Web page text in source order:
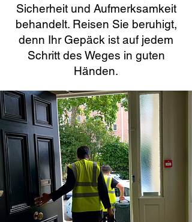
Sicherheit und Aufmerksamkeit
behandelt. Reisen Sie beruhigt,
denn Ihr Gepäck ist auf jedem
Schritt des Weges in guten
Händen.